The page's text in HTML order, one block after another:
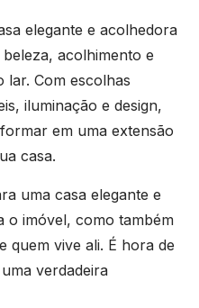
elegante e acolhedora
acolhimento e
lar. Com escolhas
iluminação e design,
em uma extensão
casa.
uma casa elegante e
o imóvel, como também
quem vive ali. É hora de
verdadeira